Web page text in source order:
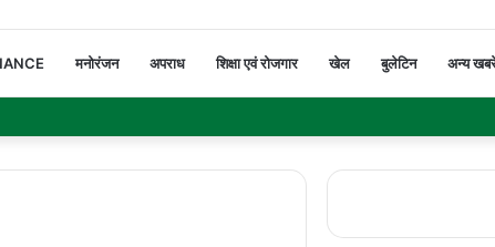
मनोरंजन अपराध शिक्षा एवं रोजगार खेल बुलेटिन अन्य